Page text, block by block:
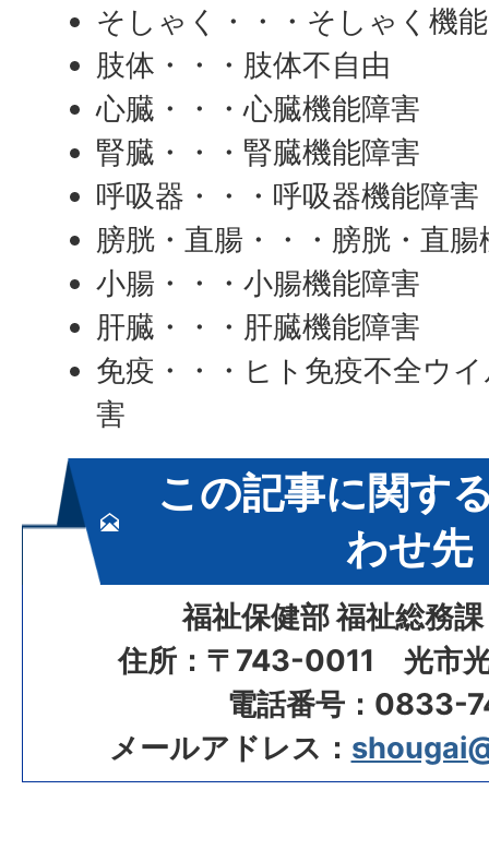
そしゃく・・・そしゃく機
肢体・・・肢体不自由
心臓・・・心臓機能障害
腎臓・・・腎臓機能障害
呼吸器・・・呼吸器機能障害
膀胱・直腸・・・膀胱・直腸
小腸・・・小腸機能障害
肝臓・・・肝臓機能障害
免疫・・・ヒト免疫不全ウ
害
この記事に関す
わせ先
福祉保健部 福祉総務
住所：〒743-0011 光市
電話番号：0833-
メールアドレス：